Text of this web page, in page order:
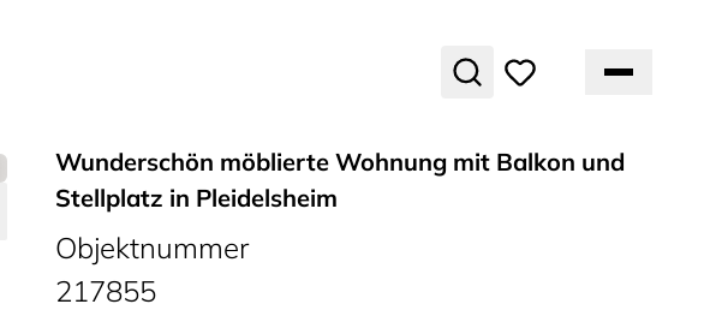
Wunderschön möblierte Wohnung mit Balkon und
Stellplatz in Pleidelsheim
Objektnummer
217855